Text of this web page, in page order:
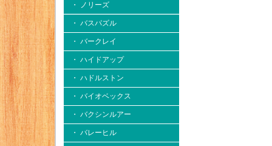
・ ノリーズ
・ バスパズル
・ バークレイ
・ ハイドアップ
・ ハドルストン
・ バイオベックス
・ バクシンルアー
・ バレーヒル